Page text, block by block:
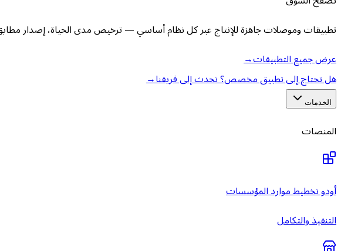
تطبيقات وموصلات جاهزة للإنتاج عبر كل نظام أساسي — ترخيص مدى الحياة، إصدار
عرض جميع التطبيقات→
هل تحتاج إلى تطبيق مخصص؟ تحدث إلى فريقنا→
الخدمات
المنصات
أودو تخطيط موارد المؤسسات
التنفيذ والتكامل